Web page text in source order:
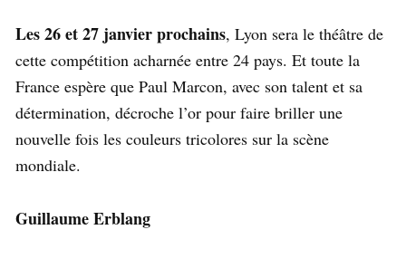
Les 26 et 27 janvier prochains, Lyon sera le théâtre de
cette compétition acharnée entre 24 pays. Et toute la
France espère que Paul Marcon, avec son talent et sa
détermination, décroche l’or pour faire briller une
nouvelle fois les couleurs tricolores sur la scène
mondiale.
Guillaume Erblang